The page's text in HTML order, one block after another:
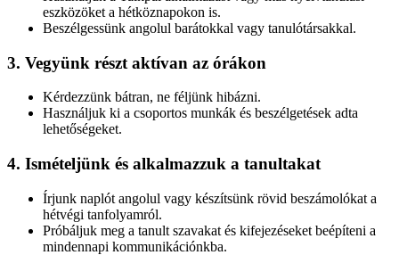
eszközöket a hétköznapokon is.
Beszélgessünk angolul barátokkal vagy tanulótársakkal.
3. Vegyünk részt aktívan az órákon
Kérdezzünk bátran, ne féljünk hibázni.
Használjuk ki a csoportos munkák és beszélgetések adta
lehetőségeket.
4. Ismételjünk és alkalmazzuk a tanultakat
Írjunk naplót angolul vagy készítsünk rövid beszámolókat a
hétvégi tanfolyamról.
Próbáljuk meg a tanult szavakat és kifejezéseket beépíteni a
mindennapi kommunikációnkba.